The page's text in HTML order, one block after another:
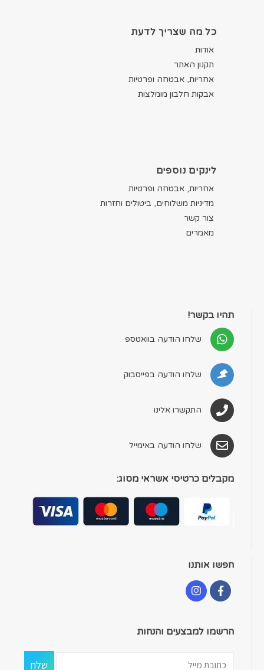
כל מה שצריך לדעת
אודות
תקנון האתר
אחריות, אבטחה ופרטיות
אבקות חלבון מומלצות
לינקים נוספים
אחריות, אבטחה ופרטיות
מדיניות משלוחים, ביטולים וחזרות
צור קשר
מאמרים
תהיו בקשר!
שלחו הודעה בוואטספ
שלחו הודעה בפייסבוק
התקשרו אלינו
שלחו הודעה באימייל
מקבלים כרטיסי אשראי מסוג:
חפשו אותנו
הרשמו למבצעים והנחות